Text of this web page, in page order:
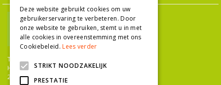
TUINCENTRUM NIEUW-HANENBURG
Hanenburglaan 266
2565 HC Den Haag
Deze website gebruikt cookies om uw
gebruikerservaring te verbeteren. Door
onze website te gebruiken, stemt u in met
alle cookies in overeenstemming met ons
Cookiebeleid.Lees verder
STRIKT NOODZAKELIJK
PRESTATIE